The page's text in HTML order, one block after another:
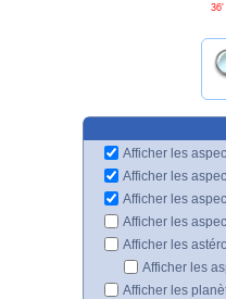
36'
Afficher les
Afficher les
Afficher les
Afficher les
Afficher les
Afficher les
Afficher les